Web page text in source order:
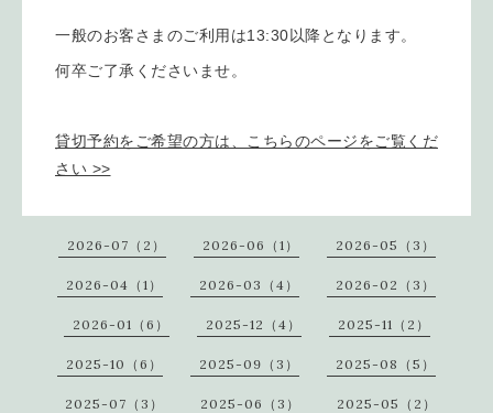
一般のお客さまのご利用は13:30以降となります。
何卒ご了承くださいませ。
貸切予約をご希望の方は、こちらのページをご覧くだ
さい >>
2026-07（2） 2026-06（1） 2026-05（3）
2026-04（1） 2026-03（4） 2026-02（3）
2026-01（6） 2025-12（4） 2025-11（2）
2025-10（6） 2025-09（3） 2025-08（5）
2025-07（3） 2025-06（3） 2025-05（2）